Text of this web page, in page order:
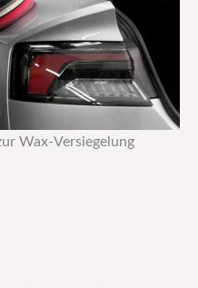
Wax-Versiegelung